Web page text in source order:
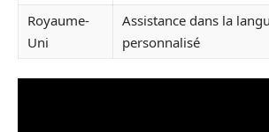
Royaume-
Uni
Assistance dans la
personnalisé